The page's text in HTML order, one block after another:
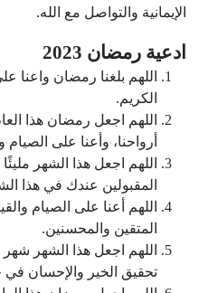
الإيمانية والتواصل مع الله.
ادعية رمضان 2023
اللهم بلغنا رمضان واعنا
الكريم.
اللهم اجعل رمضان هذا
أرواحنا، وأعنا على الصيام
اللهم اجعل هذا الشهر
المقبولين عندك في هذا
اللهم أعنا على الصيام
المتقين والمحسنين.
اللهم اجعل هذا الشهر شهر
تحقيق الخير والإحسان في